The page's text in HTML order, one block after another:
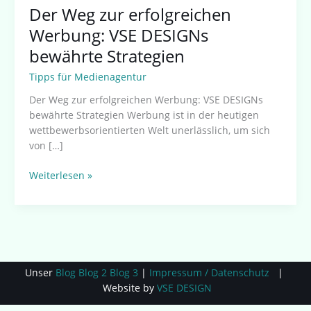
Der Weg zur erfolgreichen
Werbung: VSE DESIGNs
bewährte Strategien
Tipps für Medienagentur
Der Weg zur erfolgreichen Werbung: VSE DESIGNs
bewährte Strategien Werbung ist in der heutigen
wettbewerbsorientierten Welt unerlässlich, um sich
von […]
Weiterlesen »
Unser Blog Blog 2 Blog 3 | Impressum / Datenschutz |
Website by VSE DESIGN